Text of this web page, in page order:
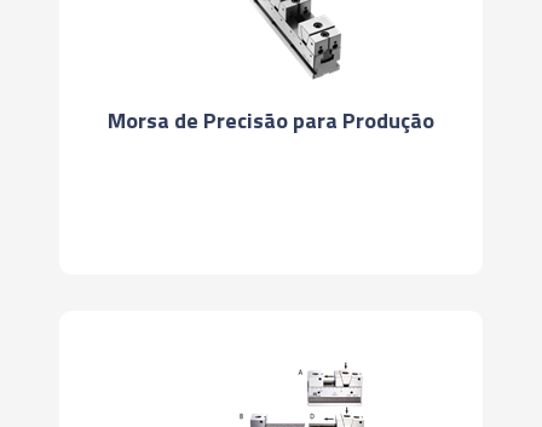
Morsa de Precisão para Produção